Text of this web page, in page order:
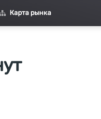
Карта рынка